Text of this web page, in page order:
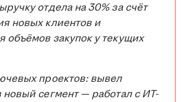
отдела на 30% за счёт
новых клиентов и
объёмов закупок у текущих
проектов: вывел
сегмент — работал с ИТ-